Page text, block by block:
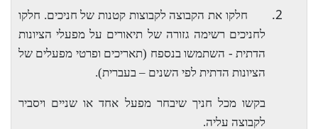
2.
חלקו את הקבוצה לקבוצות קטנות של חניכים. חלקו
לחניכים רשימה גזורה של תיאורים על מפעלי הציונות
הדתית - השתמשו בנספח (תאריכים ופרטי מפעלים של
הציונות הדתית לפי השנים – בעברית).
בקשו מכל חניך שיבחר מפעל אחד או שניים ויסביר
לקבוצה עליה.